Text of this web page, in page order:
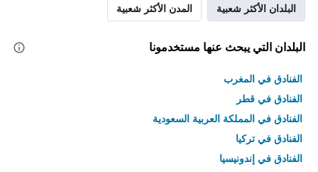
البلدان الأكثر شعبية المدن الأكثر شعبية
البلدان التي يبحث عنها مستخدمونا
الفنادق في المغرب
الفنادق في قطر
الفنادق في المملكة العربية السعودية
الفنادق في تركيا
الفنادق في إندونيسيا